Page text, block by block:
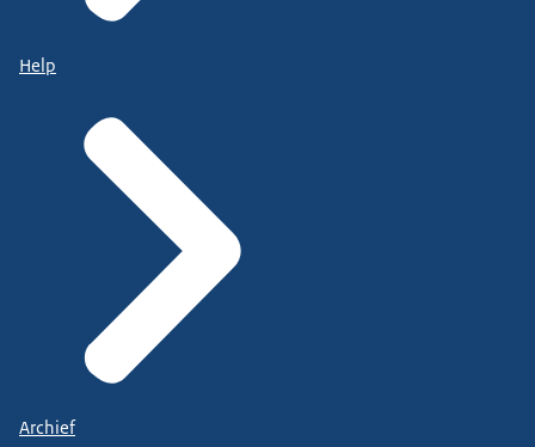
Help
Archief